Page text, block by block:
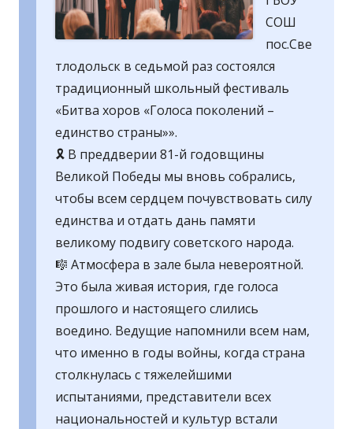
СОШ
пос.Све
тлодольск в седьмой раз состоялся
традиционный школьный фестиваль
«Битва хоров «Голоса поколений –
единство страны»».
🎗 В преддверии 81-й годовщины
Великой Победы мы вновь собрались,
чтобы всем сердцем почувствовать силу
единства и отдать дань памяти
великому подвигу советского народа.
🎼 Атмосфера в зале была невероятной.
Это была живая история, где голоса
прошлого и настоящего слились
воедино. Ведущие напомнили всем нам,
что именно в годы войны, когда страна
столкнулась с тяжелейшими
испытаниями, представители всех
национальностей и культур встали